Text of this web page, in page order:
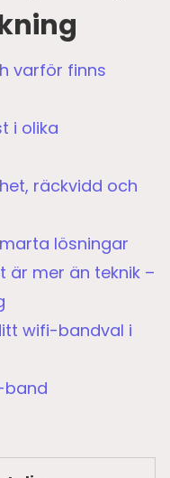
varför finns
i olika
räckvidd och
lösningar
är mer än teknik –
wifi-bandval i
band